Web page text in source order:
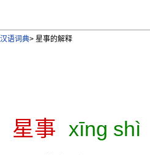
汉语词典> 星事的解释
星事 xīng shì